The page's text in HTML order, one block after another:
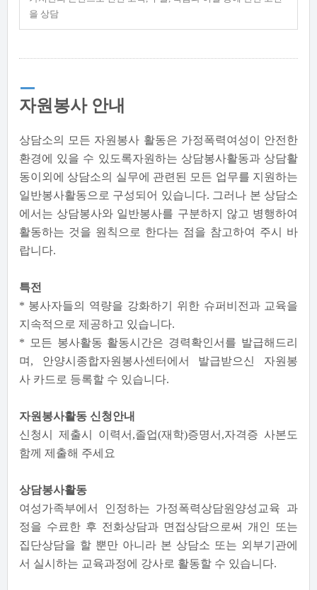
을 상담
자원봉사 안내
상담소의 모든 자원봉사 활동은 가정폭력여성이 안전한
환경에 있을 수 있도록자원하는 상담봉사활동과 상담활
동이외에 상담소의 실무에 관련된 모든 업무를 지원하는
일반봉사활동으로 구성되어 있습니다. 그러나 본 상담소
에서는 상담봉사와 일반봉사를 구분하지 않고 병행하여
활동하는 것을 원칙으로 한다는 점을 참고하여 주시 바
랍니다.
특전
* 봉사자들의 역량을 강화하기 위한 슈퍼비전과 교육을
지속적으로 제공하고 있습니다.
* 모든 봉사활동 활동시간은 경력확인서를 발급해드리
며, 안양시종합자원봉사센터에서 발급받으신 자원봉
사 카드로 등록할 수 있습니다.
자원봉사활동 신청안내
신청시 제출시 이력서,졸업(재학)증명서,자격증 사본도
함께 제출해 주세요
상담봉사활동
여성가족부에서 인정하는 가정폭력상담원양성교육 과
정을 수료한 후 전화상담과 면접상담으로써 개인 또는
집단상담을 할 뿐만 아니라 본 상담소 또는 외부기관에
서 실시하는 교육과정에 강사로 활동할 수 있습니다.